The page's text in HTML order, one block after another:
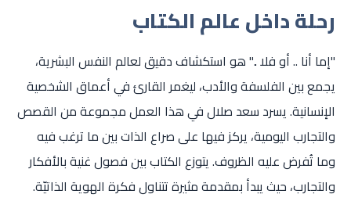
رحلة داخل عالم الكتاب
"إما أنا .. أو فلا .." هو استكشاف دقيق لعالم النفس البشرية،
يجمع بين الفلسفة والأدب، ليغمر القارئ في أعماق الشخصية
الإنسانية. يسرد سعد صلال في هذا العمل مجموعة من القصص
والتجارب اليومية، يركز فيها على صراع الذات بين ما ترغب فيه
وما تُفرض عليه الظروف. يتوزع الكتاب بين فصول غنية بالأفكار
والتجارب، حيث يبدأ بمقدمة مثيرة تتناول فكرة الهوية الذاتيّة.